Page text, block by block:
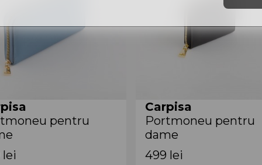
pentru
Avio
lei
Carpisa
Portmoneu pentru
dame
PDB55204943 Black
499 lei